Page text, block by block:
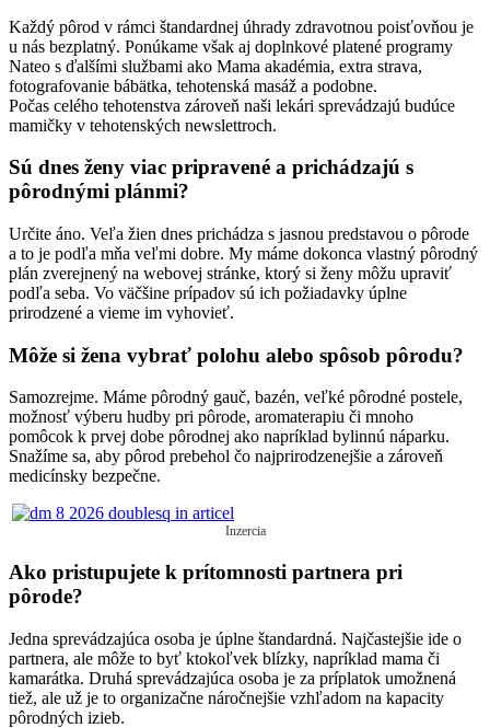
Každý pôrod v rámci štandardnej úhrady zdravotnou poisťovňou je
u nás bezplatný. Ponúkame však aj doplnkové platené programy
Nateo s ďalšími službami ako Mama akadémia, extra strava,
fotografovanie bábätka, tehotenská masáž a podobne.
Počas celého tehotenstva zároveň naši lekári sprevádzajú budúce
mamičky v tehotenských newslettroch.
Sú dnes ženy viac pripravené a prichádzajú s
pôrodnými plánmi?
Určite áno. Veľa žien dnes prichádza s jasnou predstavou o pôrode
a to je podľa mňa veľmi dobre. My máme dokonca vlastný pôrodný
plán zverejnený na webovej stránke, ktorý si ženy môžu upraviť
podľa seba. Vo väčšine prípadov sú ich požiadavky úplne
prirodzené a vieme im vyhovieť.
Môže si žena vybrať polohu alebo spôsob pôrodu?
Samozrejme. Máme pôrodný gauč, bazén, veľké pôrodné postele,
možnosť výberu hudby pri pôrode, aromaterapiu či mnoho
pomôcok k prvej dobe pôrodnej ako napríklad bylinnú náparku.
Snažíme sa, aby pôrod prebehol čo najprirodzenejšie a zároveň
medicínsky bezpečne.
Inzercia
Ako pristupujete k prítomnosti partnera pri
pôrode?
Jedna sprevádzajúca osoba je úplne štandardná. Najčastejšie ide o
partnera, ale môže to byť ktokoľvek blízky, napríklad mama či
kamarátka. Druhá sprevádzajúca osoba je za príplatok umožnená
tiež, ale už je to organizačne náročnejšie vzhľadom na kapacity
pôrodných izieb.